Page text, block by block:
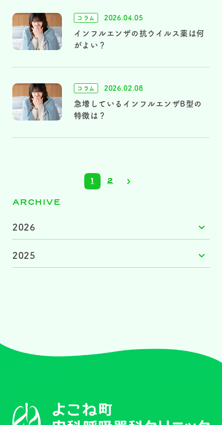
ARCHIVE
2026
2025
コラム 2026.04.05
インフルエンザの抗ウイルス薬は何
がよい？
コラム 2026.02.08
急増しているインフルエンザB型の
特徴は？
1 2